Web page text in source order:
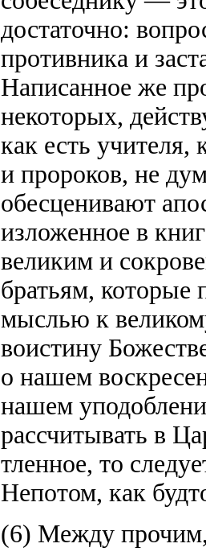
достаточно:
противника и
Написанное же
некоторых,
как есть учителя,
и пророков, не
обесценивают
изложенное в
великим и
братьям, которые
мыслью к
воистину
о нашем
нашем
рассчитывать в
тленное, то
Непотом, как
(6) Между